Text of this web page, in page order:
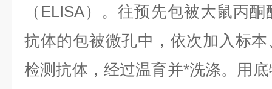
（ELISA）。往预先包被大鼠丙
抗体的包被微孔中，依次加入标
检测抗体，经过温育并*洗涤。用